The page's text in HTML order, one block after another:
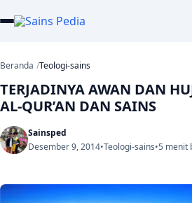
Beranda Teologi-sains
TERJADINYA AWAN DAN
AL-QUR’AN DAN SAINS
Sainsped
Desember 9, 2014•Teologi-sains•5 menit